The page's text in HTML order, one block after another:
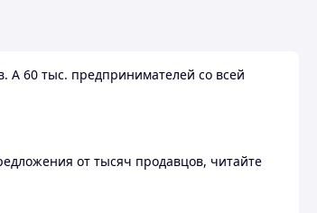
А 60 тыс. предпринимателей со всей
от тысяч продавцов, читайте